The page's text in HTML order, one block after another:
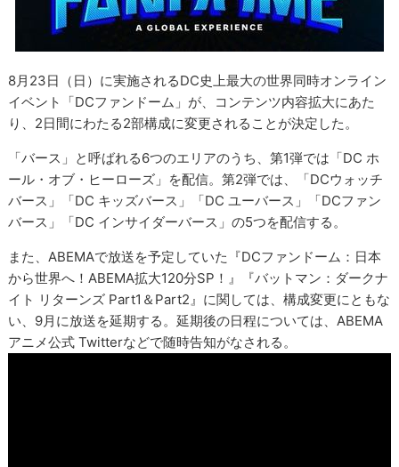
8月23日（日）に実施されるDC史上最大の世界同時オンライン
イベント「DCファンドーム」が、コンテンツ内容拡大にあた
り、2日間にわたる2部構成に変更されることが決定した。
「バース」と呼ばれる6つのエリアのうち、第1弾では「DC ホ
ール・オブ・ヒーローズ」を配信。第2弾では、「DCウォッチ
バース」「DC キッズバース」「DC ユーバース」「DCファン
バース」「DC インサイダーバース」の5つを配信する。
また、ABEMAで放送を予定していた『DCファンドーム：日本
から世界へ！ABEMA拡大120分SP！』『バットマン：ダークナ
イト リターンズ Part1＆Part2』に関しては、構成変更にともな
い、9月に放送を延期する。延期後の日程については、ABEMA
アニメ公式 Twitterなどで随時告知がなされる。